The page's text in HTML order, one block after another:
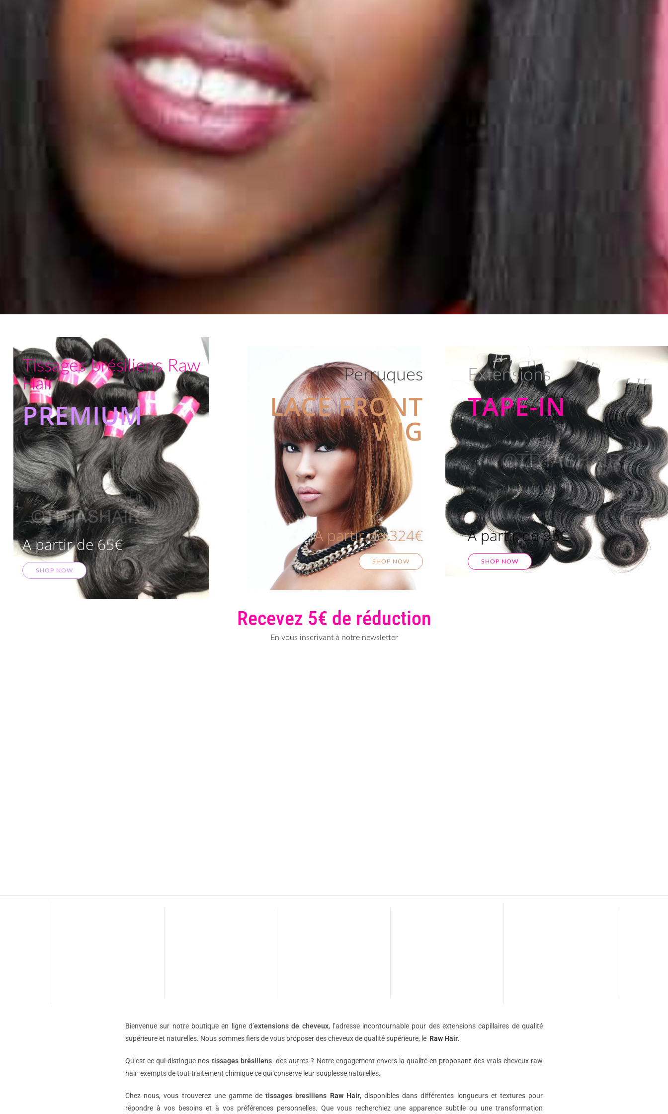
Tissages brésiliens Raw
Hair
PREMIUM
A partir de 65€
SHOP NOW
Perruques
LACE FRONT
WIG
A partir de 324€
SHOP NOW
Extensions
TAPE-IN
A partir de 95€
SHOP NOW
Recevez 5€ de réduction
En vous inscrivant à notre newsletter
Bienvenue sur notre boutique en ligne d’extensions de cheveux, l’adresse incontournable pour des extensions capillaires de qualité
supérieure et naturelles. Nous sommes fiers de vous proposer des cheveux de qualité supérieure, le Raw Hair.
Qu’est-ce qui distingue nos tissages brésiliensdes autres ? Notre engagement envers la qualité en proposant des vrais cheveux raw
hair exempts de tout traitement chimique ce qui conserve leur souplesse naturelles.
Chez nous, vous trouverez une gamme detissages bresiliens Raw Hair, disponibles dans différentes longueurs et textures pour
répondre à vos besoins et à vos préférences personnelles. Que vous recherchiez une apparence subtile ou une transformation